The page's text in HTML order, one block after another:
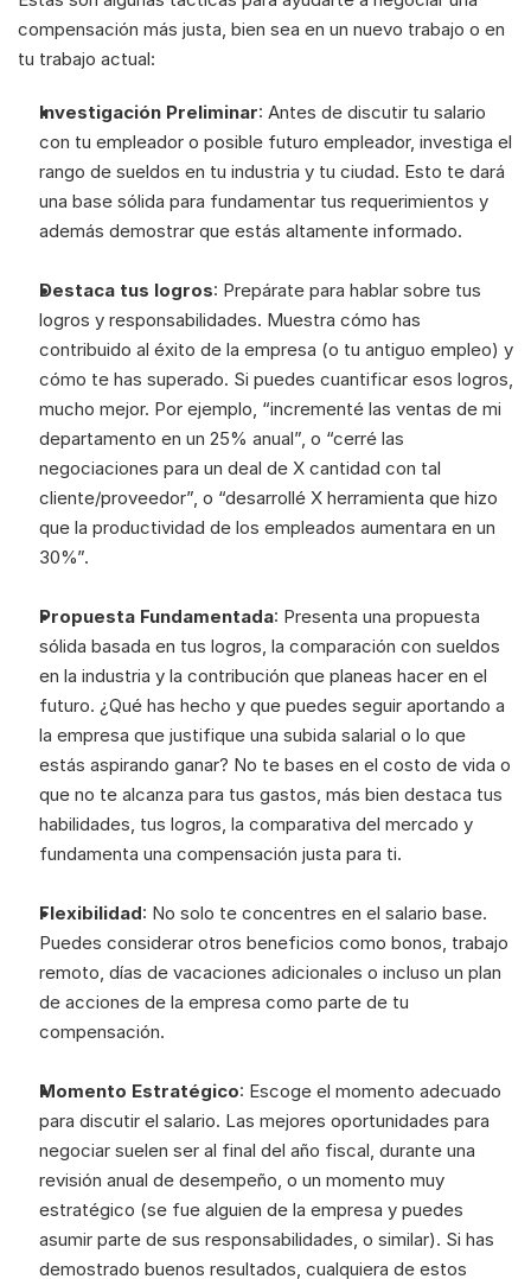
compensación más justa, bien sea en un nuevo trabajo o en
tu trabajo actual:
Investigación Preliminar: Antes de discutir tu salario
con tu empleador o posible futuro empleador, investiga el
rango de sueldos en tu industria y tu ciudad. Esto te dará
una base sólida para fundamentar tus requerimientos y
además demostrar que estás altamente informado.
Destaca tus logros: Prepárate para hablar sobre tus
logros y responsabilidades. Muestra cómo has
contribuido al éxito de la empresa (o tu antiguo empleo) y
cómo te has superado. Si puedes cuantificar esos logros,
mucho mejor. Por ejemplo, “incrementé las ventas de mi
departamento en un 25% anual”, o “cerré las
negociaciones para un deal de X cantidad con tal
cliente/proveedor”, o “desarrollé X herramienta que hizo
que la productividad de los empleados aumentara en un
30%”.
Propuesta Fundamentada: Presenta una propuesta
sólida basada en tus logros, la comparación con sueldos
en la industria y la contribución que planeas hacer en el
futuro. ¿Qué has hecho y que puedes seguir aportando a
la empresa que justifique una subida salarial o lo que
estás aspirando ganar? No te bases en el costo de vida o
que no te alcanza para tus gastos, más bien destaca tus
habilidades, tus logros, la comparativa del mercado y
fundamenta una compensación justa para ti.
Flexibilidad: No solo te concentres en el salario base.
Puedes considerar otros beneficios como bonos, trabajo
remoto, días de vacaciones adicionales o incluso un plan
de acciones de la empresa como parte de tu
compensación.
Momento Estratégico: Escoge el momento adecuado
para discutir el salario. Las mejores oportunidades para
negociar suelen ser al final del año fiscal, durante una
revisión anual de desempeño, o un momento muy
estratégico (se fue alguien de la empresa y puedes
asumir parte de sus responsabilidades, o similar). Si has
demostrado buenos resultados, cualquiera de estos